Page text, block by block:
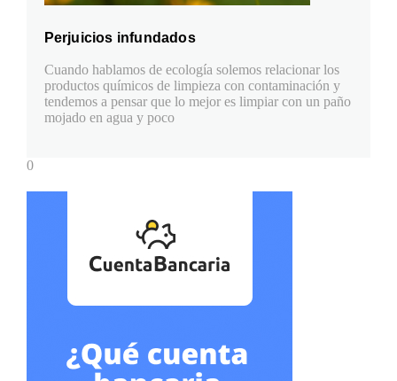
Perjuicios infundados
Cuando hablamos de ecología solemos relacionar los
productos químicos de limpieza con contaminación y
tendemos a pensar que lo mejor es limpiar con un paño
mojado en agua y poco